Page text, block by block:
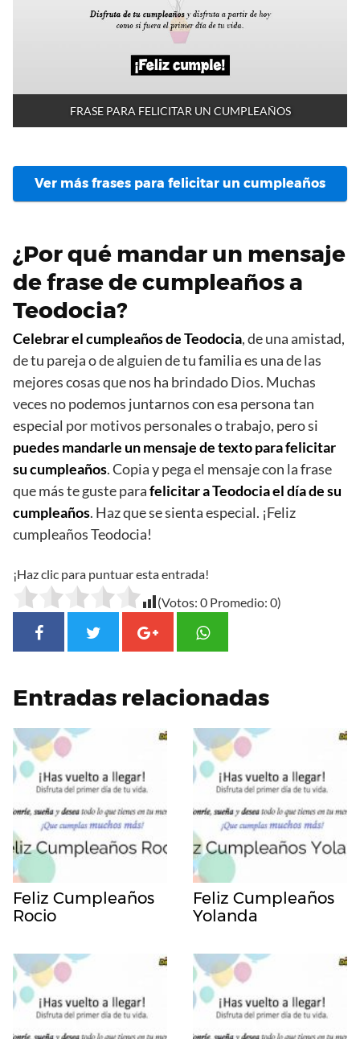
FRASE PARA FELICITAR UN CUMPLEAÑOS
Ver más frases para felicitar un cumpleaños
¿Por qué mandar un mensaje
de frase de cumpleaños a
Teodocia?
Celebrar el cumpleaños de Teodocia, de una amistad,
de tu pareja o de alguien de tu familia es una de las
mejores cosas que nos ha brindado Dios. Muchas
veces no podemos juntarnos con esa persona tan
especial por motivos personales o trabajo, pero si
puedes mandarle un mensaje de texto para felicitar
su cumpleaños. Copia y pega el mensaje con la frase
que más te guste parafelicitar a Teodocia el día de su
cumpleaños. Haz que se sienta especial. ¡Feliz
cumpleaños Teodocia!
¡Haz clic para puntuar esta entrada!
(Votos: 0 Promedio: 0)
Entradas relacionadas
Feliz Cumpleaños
Rocio
Feliz Cumpleaños
Yolanda